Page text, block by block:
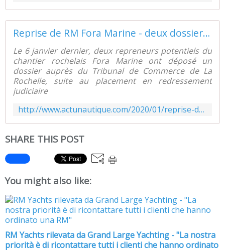
Reprise de RM Fora Marine - deux dossiers déposés au tribunal, pour quel avenir ? - ActuNautique.com
Le 6 janvier dernier, deux repreneurs potentiels du
chantier rochelais Fora Marine ont déposé un
dossier auprès du Tribunal de Commerce de La
Rochelle, suite au placement en redressement
judiciaire
http://www.actunautique.com/2020/01/reprise-de-rm-fora-marine-deux-dossiers-deposes-au-tribunal.html
SHARE THIS POST
You might also like:
RM Yachts rilevata da Grand Large Yachting - "La nostra
priorità è di ricontattare tutti i clienti che hanno ordinato